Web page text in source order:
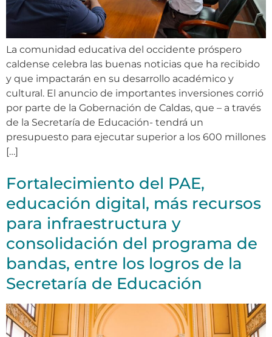
La comunidad educativa del occidente próspero
caldense celebra las buenas noticias que ha recibido
y que impactarán en su desarrollo académico y
cultural. El anuncio de importantes inversiones corrió
por parte de la Gobernación de Caldas, que – a través
de la Secretaría de Educación- tendrá un
presupuesto para ejecutar superior a los 600 millones
[…]
Fortalecimiento del PAE,
educación digital, más recursos
para infraestructura y
consolidación del programa de
bandas, entre los logros de la
Secretaría de Educación